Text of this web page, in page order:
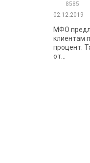
8585
02.12.2019
МФО
клиентам
процент.
от...